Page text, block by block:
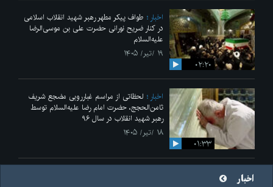
۰۲:۲۰
اخبار
طواف پیکر مطهر رهبر شهید انقلاب اسلامی
در کنار ضریح نورانی حضرت علی‌ بن موسی‌الرضا
علیه‌السلام
۱۹ /تیر/ ۱۴۰۵
۰۱:۳۳
اخبار
لحظاتی از مراسم غبارروبی مضجع شریف
ثامن‌الحجج، حضرت امام رضا علیه‌السلام توسط
رهبر شهید انقلاب در سال ۹۶
۱۸ /تیر/ ۱۴۰۵
اخبار